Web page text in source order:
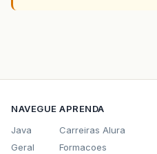
NAVEGUE
Java
Geral
APRENDA
Carreiras Alura
Formacoes